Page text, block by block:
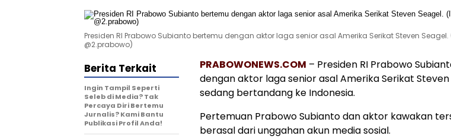
Presiden RI Prabowo Subianto bertemu dengan aktor laga senior asal Amerika Serikat Steven
@2.prabowo)
PRABOWONEWS.COM – Presiden RI Prabowo
dengan aktor laga senior asal Amerika Serikat
sedang bertandang ke Indonesia.
Pertemuan Prabowo Subianto dan aktor kawakan
berasal dari unggahan akun media sosial.
Berita Terkait
Ingin Tampil Seperti
Seleb di Media? Tak
Percaya Diri Bertemu
Jurnalis? Kami Bantu
Publikasi Profil Anda!